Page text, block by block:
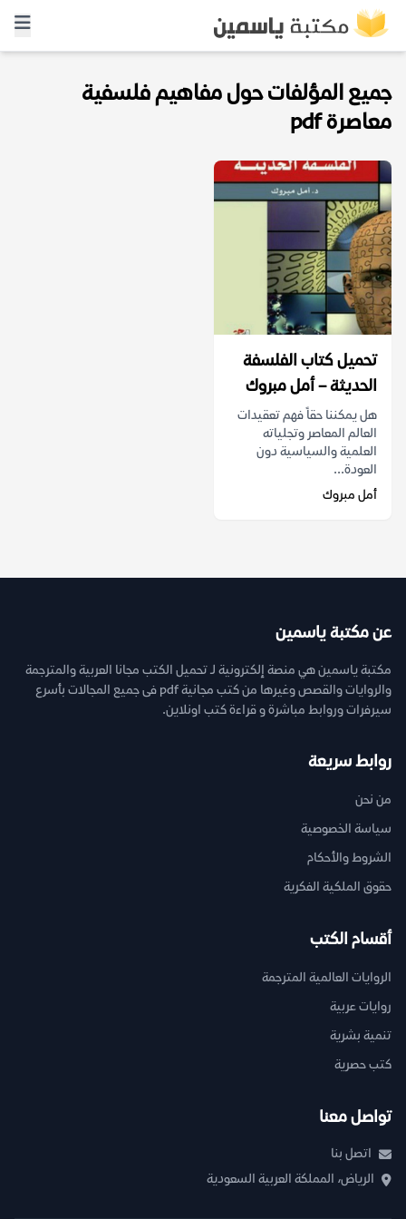
جميع المؤلفات حول مفاهيم فلسفية
معاصرة pdf
تحميل كتاب الفلسفة
الحديثة – أمل مبروك
هل يمكننا حقاً فهم تعقيدات
العالم المعاصر وتجلياته
العلمية والسياسية دون
العودة...
أمل مبروك
عن مكتبة ياسمين
مكتبة ياسمين هي منصة إلكترونية لـ تحميل الكتب مجانا العربية والمترجمة
والروايات والقصص وغيرها من كتب مجانية pdf فى جميع المجالات بأسرع
سيرفرات وروابط مباشرة و قراءة كتب اونلاين.
روابط سريعة
من نحن
سياسة الخصوصية
الشروط والأحكام
حقوق الملكية الفكرية
أقسام الكتب
الروايات العالمية المترجمة
روايات عربية
تنمية بشرية
كتب حصرية
تواصل معنا
اتصل بنا
الرياض، المملكة العربية السعودية